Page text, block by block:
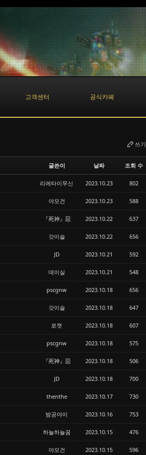
고객센터 공식카페
쓰기
글쓴이 날짜 조회 수
리에타이무신 2023.10.23 802
야모건 2023.10.23 588
『死神』惡 2023.10.22 637
갓이슬 2023.10.22 656
JD 2023.10.21 592
데이실 2023.10.21 548
pscgnw 2023.10.18 656
갓이슬 2023.10.18 647
로캣 2023.10.18 607
pscgnw 2023.10.18 575
『死神』惡 2023.10.18 506
JD 2023.10.18 700
thenthe 2023.10.17 730
밤공야이 2023.10.16 753
하늘하늘꿈 2023.10.15 476
야모건 2023.10.15 596